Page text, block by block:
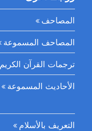
المصاحف
المصاحف المسموعة
ترجمات القرآن الكريم
الأحاديث المسموعة
التعريف بالأسلام